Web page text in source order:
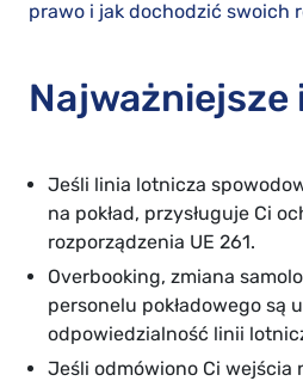
prawo i jak dochodzić swoich
Jeśli linia lotnicza
na pokład, przysługuje Ci
rozporządzenia UE 261.
Overbooking, zmiana
personelu pokładowego są
odpowiedzialność linii
Jeśli odmówiono Ci wejścia